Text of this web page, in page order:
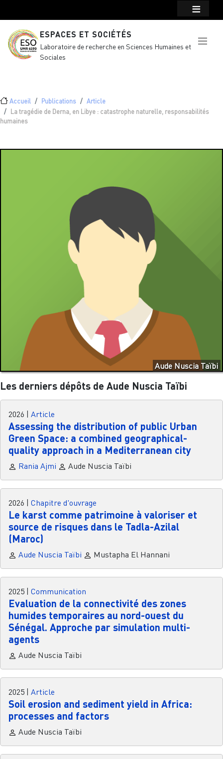
ESPACES ET SOCIÉTÉS
Laboratoire de recherche en Sciences Humaines et
Sociales
Fil d'Ariane
Accueil Publications
Article
La tragédie de Derna, en Libye : catastrophe naturelle, responsabilités
humaines
Aude Nuscia Taïbi
Les derniers dépôts de Aude Nuscia Taïbi
2026 | Article
Assessing the distribution of public Urban
Green Space: a combined geographical-
quality approach in a Mediterranean city
Rania Ajmi Aude Nuscia Taïbi
2026 | Chapitre d'ouvrage
Le karst comme patrimoine à valoriser et
source de risques dans le Tadla-Azilal
(Maroc)
Aude Nuscia Taïbi Mustapha El Hannani
2025 | Communication
Evaluation de la connectivité des zones
humides temporaires au nord-ouest du
Sénégal. Approche par simulation multi-
agents
Aude Nuscia Taïbi
2025 | Article
Soil erosion and sediment yield in Africa:
processes and factors
Aude Nuscia Taïbi